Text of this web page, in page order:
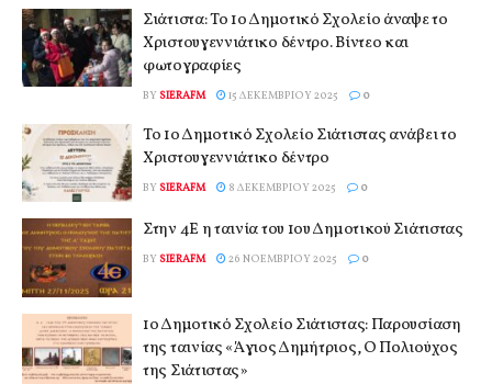
Σιάτιστα: Το 1ο Δημοτικό Σχολείο άναψε το
Χριστουγεννιάτικο δέντρο. Βίντεο και
φωτογραφίες
BY SIERAFM 15 ΔΕΚΕΜΒΡΊΟΥ 2025 0
Το 1ο Δημοτικό Σχολείο Σιάτιστας ανάβει το
Χριστουγεννιάτικο δέντρο
BY SIERAFM 8 ΔΕΚΕΜΒΡΊΟΥ 2025 0
Στην 4Ε η ταινία του 1ου Δημοτικού Σιάτιστας
BY SIERAFM 26 ΝΟΕΜΒΡΊΟΥ 2025 0
1ο Δημοτικό Σχολείο Σιάτιστας: Παρουσίαση
της ταινίας «Άγιος Δημήτριος, Ο Πολιούχος
της Σιάτιστας»